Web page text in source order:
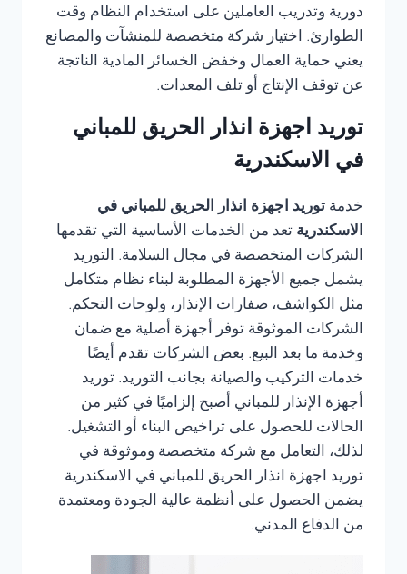
دورية وتدريب العاملين على استخدام النظام وقت
الطوارئ. اختيار شركة متخصصة للمنشآت والمصانع
يعني حماية العمال وخفض الخسائر المادية الناتجة
عن توقف الإنتاج أو تلف المعدات.
توريد اجهزة انذار الحريق للمباني
في الاسكندرية
خدمة توريد اجهزة انذار الحريق للمباني في
الاسكندرية تعد من الخدمات الأساسية التي تقدمها
الشركات المتخصصة في مجال السلامة. التوريد
يشمل جميع الأجهزة المطلوبة لبناء نظام متكامل
مثل الكواشف، صفارات الإنذار، ولوحات التحكم.
الشركات الموثوقة توفر أجهزة أصلية مع ضمان
وخدمة ما بعد البيع. بعض الشركات تقدم أيضًا
خدمات التركيب والصيانة بجانب التوريد. توريد
أجهزة الإنذار للمباني أصبح إلزاميًا في كثير من
الحالات للحصول على تراخيص البناء أو التشغيل.
لذلك، التعامل مع شركة متخصصة وموثوقة في
توريد اجهزة انذار الحريق للمباني في الاسكندرية
يضمن الحصول على أنظمة عالية الجودة ومعتمدة
من الدفاع المدني.